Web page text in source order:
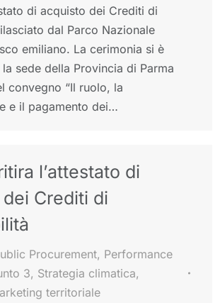
di acquisto dei Crediti di
dal Parco Nazionale
emiliano. La cerimonia si è
sede della Provincia di Parma
convegno “Il ruolo, la
e il pagamento dei…
l’attestato di
Crediti di
Procurement, Performance
3, Strategia climatica,
territoriale